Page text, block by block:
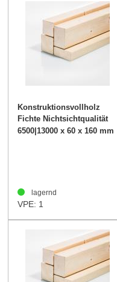
Konstruktionsvollholz
Fichte Nichtsichtqualität
60/160mm
6500|13000 x 60 x 160 mm
lagernd
VPE: 1